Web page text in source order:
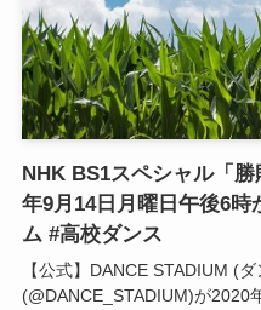
NHK BS1スペシャル「
年9月14日月曜日午後6
ム #高校ダンス
【公式】DANCE STADIUM (
(@DANCE_STADIUM)が2020